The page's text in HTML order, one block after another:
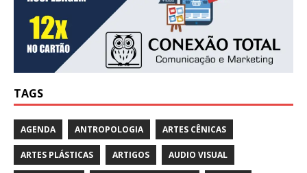
TAGS
AGENDA ANTROPOLOGIA ARTES CÊNICAS
ARTES PLÁSTICAS ARTIGOS AUDIO VISUAL